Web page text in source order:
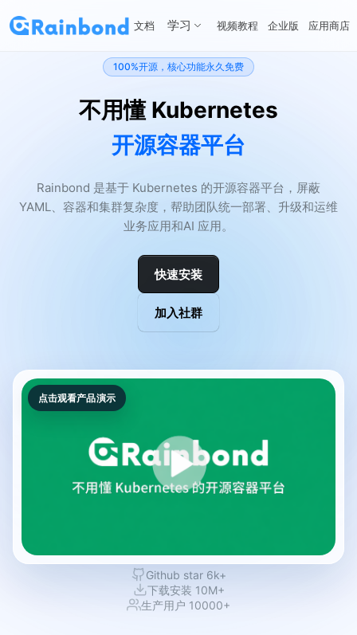
文档 学习 视频教程 企业版 应用商店
100%开源，核心功能永久免费
不用懂 Kubernetes
开源容器平台
Rainbond 是基于 Kubernetes 的开源容器平台，屏蔽
YAML、容器和集群复杂度，帮助团队统一部署、升级和运维
业务应用和AI 应用。
快速安装
加入社群
点击观看产品演示
Github star 6k+
下载安装 10M+
生产用户 10000+